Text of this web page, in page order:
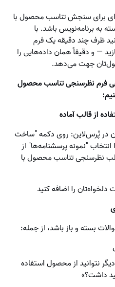
برای سنجش تناسب محصول با
به برنامه‌نویس باشد. با
ظرف چند دقیقه یک فرم
— و دقیقاً همان داده‌هایی را
جهت می‌دهد.
فرم نظرسنجی تناسب محصول
در پُرس‌لاین: روی دکمه "ساخت
"نمونه پرسشنامه‌ها" از
نظرسنجی تناسب محصول با
دلخواه‌تان را اضافه کنید
بسته و باز باشد، از جمله:
نتوانید از محصول استفاده
داشت؟»